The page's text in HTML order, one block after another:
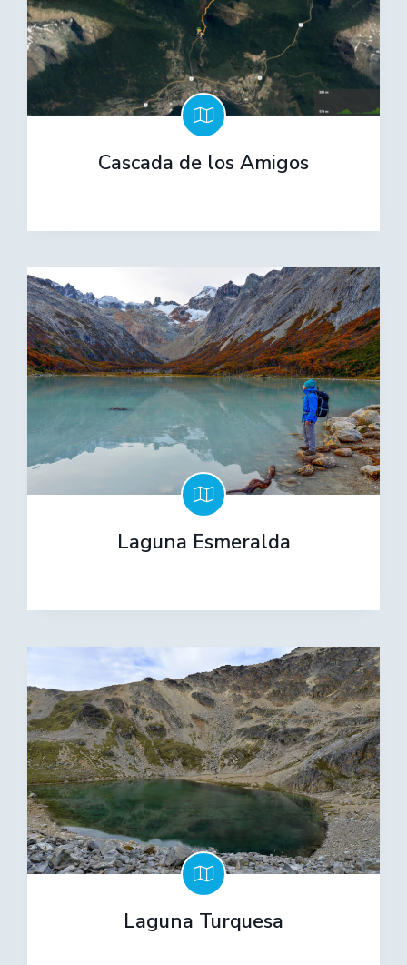
Cascada de los Amigos
Laguna Esmeralda
Laguna Turquesa